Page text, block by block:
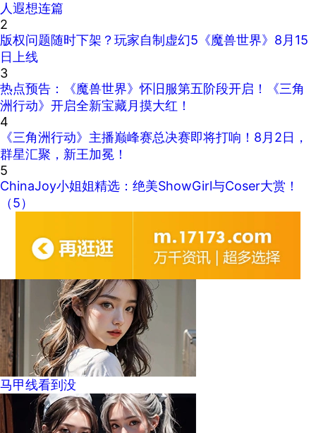
人遐想连篇
2
版权问题随时下架？玩家自制虚幻5《魔兽世界》8月15
日上线
3
热点预告：《魔兽世界》怀旧服第五阶段开启！《三角
洲行动》开启全新宝藏月摸大红！
4
《三角洲行动》主播巅峰赛总决赛即将打响！8月2日，
群星汇聚，新王加冕！
5
ChinaJoy小姐姐精选：绝美ShowGirl与Coser大赏！
（5）
马甲线看到没